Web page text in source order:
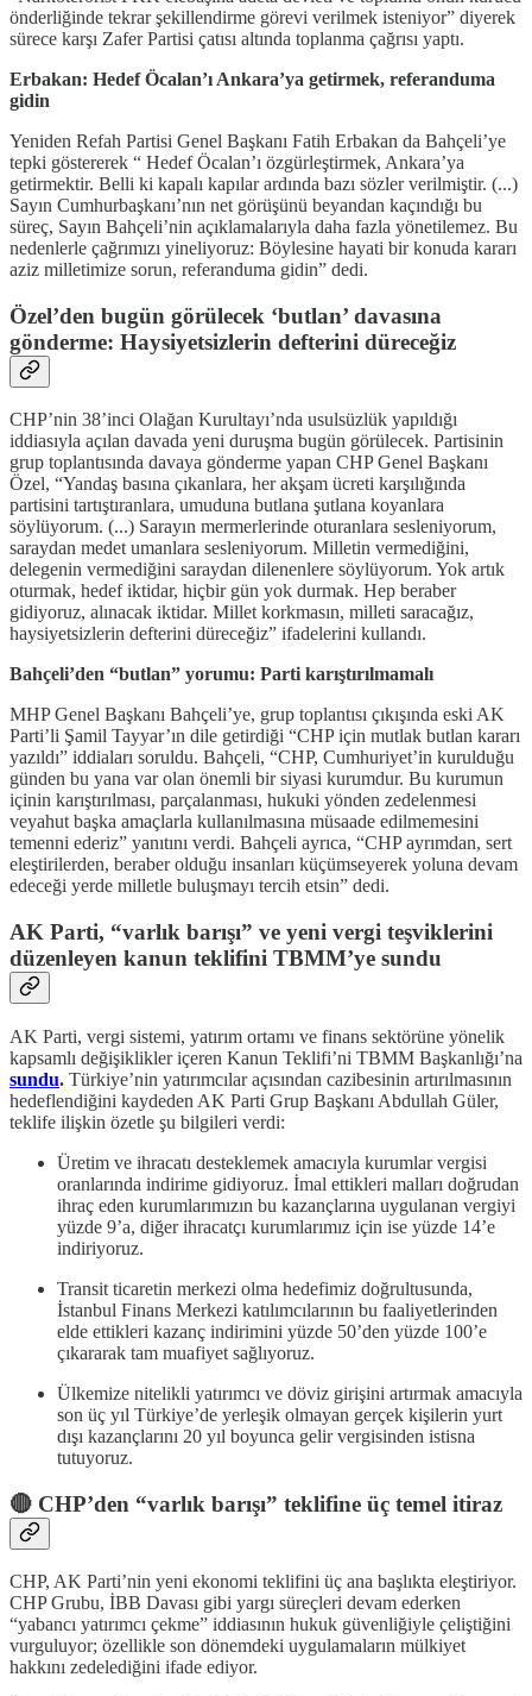
önderliğinde tekrar şekillendirme görevi verilmek isteniyor” diyerek
sürece karşı Zafer Partisi çatısı altında toplanma çağrısı yaptı.
Erbakan: Hedef Öcalan’ı Ankara’ya getirmek, referanduma
gidin
Yeniden Refah Partisi Genel Başkanı Fatih Erbakan da Bahçeli’ye
tepki göstererek “ Hedef Öcalan’ı özgürleştirmek, Ankara’ya
getirmektir. Belli ki kapalı kapılar ardında bazı sözler verilmiştir. (...)
Sayın Cumhurbaşkanı’nın net görüşünü beyandan kaçındığı bu
süreç, Sayın Bahçeli’nin açıklamalarıyla daha fazla yönetilemez. Bu
nedenlerle çağrımızı yineliyoruz: Böylesine hayati bir konuda kararı
aziz milletimize sorun, referanduma gidin” dedi.
Özel’den bugün görülecek ‘butlan’ davasına
gönderme: Haysiyetsizlerin defterini düreceğiz
CHP’nin 38’inci Olağan Kurultayı’nda usulsüzlük yapıldığı
iddiasıyla açılan davada yeni duruşma bugün görülecek. Partisinin
grup toplantısında davaya gönderme yapan CHP Genel Başkanı
Özel, “Yandaş basına çıkanlara, her akşam ücreti karşılığında
partisini tartıştıranlara, umuduna butlana şutlana koyanlara
söylüyorum. (...) Sarayın mermerlerinde oturanlara sesleniyorum,
saraydan medet umanlara sesleniyorum. Milletin vermediğini,
delegenin vermediğini saraydan dilenenlere söylüyorum. Yok artık
oturmak, hedef iktidar, hiçbir gün yok durmak. Hep beraber
gidiyoruz, alınacak iktidar. Millet korkmasın, milleti saracağız,
haysiyetsizlerin defterini düreceğiz” ifadelerini kullandı.
Bahçeli’den “butlan” yorumu: Parti karıştırılmamalı
MHP Genel Başkanı Bahçeli’ye, grup toplantısı çıkışında eski AK
Parti’li Şamil Tayyar’ın dile getirdiği “CHP için mutlak butlan kararı
yazıldı” iddiaları soruldu. Bahçeli, “CHP, Cumhuriyet’in kurulduğu
günden bu yana var olan önemli bir siyasi kurumdur. Bu kurumun
içinin karıştırılması, parçalanması, hukuki yönden zedelenmesi
veyahut başka amaçlarla kullanılmasına müsaade edilmemesini
temenni ederiz” yanıtını verdi. Bahçeli ayrıca, “CHP ayrımdan, sert
eleştirilerden, beraber olduğu insanları küçümseyerek yoluna devam
edeceği yerde milletle buluşmayı tercih etsin” dedi.
AK Parti, “varlık barışı” ve yeni vergi teşviklerini
düzenleyen kanun teklifini TBMM’ye sundu
AK Parti, vergi sistemi, yatırım ortamı ve finans sektörüne yönelik
kapsamlı değişiklikler içeren Kanun Teklifi’ni TBMM Başkanlığı’na
sundu. Türkiye’nin yatırımcılar açısından cazibesinin artırılmasının
hedeflendiğini kaydeden AK Parti Grup Başkanı Abdullah Güler,
teklife ilişkin özetle şu bilgileri verdi:
Üretim ve ihracatı desteklemek amacıyla kurumlar vergisi
oranlarında indirime gidiyoruz. İmal ettikleri malları doğrudan
ihraç eden kurumlarımızın bu kazançlarına uygulanan vergiyi
yüzde 9’a, diğer ihracatçı kurumlarımız için ise yüzde 14’e
indiriyoruz.
Transit ticaretin merkezi olma hedefimiz doğrultusunda,
İstanbul Finans Merkezi katılımcılarının bu faaliyetlerinden
elde ettikleri kazanç indirimini yüzde 50’den yüzde 100’e
çıkararak tam muafiyet sağlıyoruz.
Ülkemize nitelikli yatırımcı ve döviz girişini artırmak amacıyla
son üç yıl Türkiye’de yerleşik olmayan gerçek kişilerin yurt
dışı kazançlarını 20 yıl boyunca gelir vergisinden istisna
tutuyoruz.
🔴 CHP’den “varlık barışı” teklifine üç temel itiraz
CHP, AK Parti’nin yeni ekonomi teklifini üç ana başlıkta eleştiriyor.
CHP Grubu, İBB Davası gibi yargı süreçleri devam ederken
“yabancı yatırımcı çekme” iddiasının hukuk güvenliğiyle çeliştiğini
vurguluyor; özellikle son dönemdeki uygulamaların mülkiyet
hakkını zedelediğini ifade ediyor.